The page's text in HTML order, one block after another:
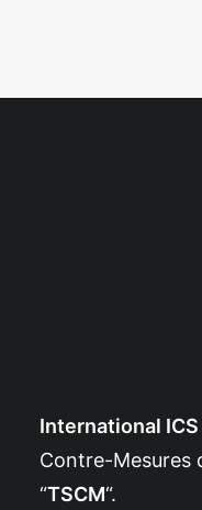
International ICS
Contre-Mesures
“TSCM“.